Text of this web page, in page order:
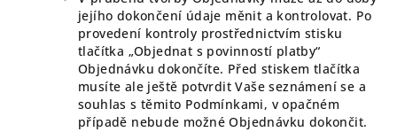
jejího dokončení údaje měnit a kontrolovat. Po
provedení kontroly prostřednictvím stisku
tlačítka „Objednat s povinností platby“
Objednávku dokončíte. Před stiskem tlačítka
musíte ale ještě potvrdit Vaše seznámení se a
souhlas s těmito Podmínkami, v opačném
případě nebude možné Objednávku dokončit.